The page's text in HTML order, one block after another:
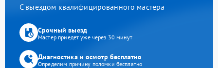
С выездом квалифицированного мастера
Срочный выезд
Мастер приедет уже через 30 минут
Диагностика и осмотр бесплатно
Определим причину поломки бесплатно